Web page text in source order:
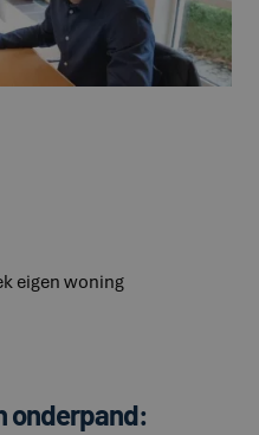
eigen woning
onderpand: